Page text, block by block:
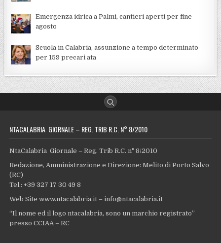
Emergenza idrica a Palmi, cantieri aperti per fine
agosto
Scuola in Calabria, assunzione a tempo determinato
per 159 precari ata
NTACALABRIA GIORNALE – REG. TRIB R.C. N° 8/2010
NtaCalabria Giornale – Reg. Trib R.C. n° 8/2010
Redazione, Amministrazione e Direzione: Melito di Porto Salvo
(RC)
Tel.: +39 327 17 30 49 8
Web Site www.ntacalabria.it – info@ntacalabria.it
“Il nome ed il logo ntacalabria, sono un marchio registrato”
presso CCIAA – RC